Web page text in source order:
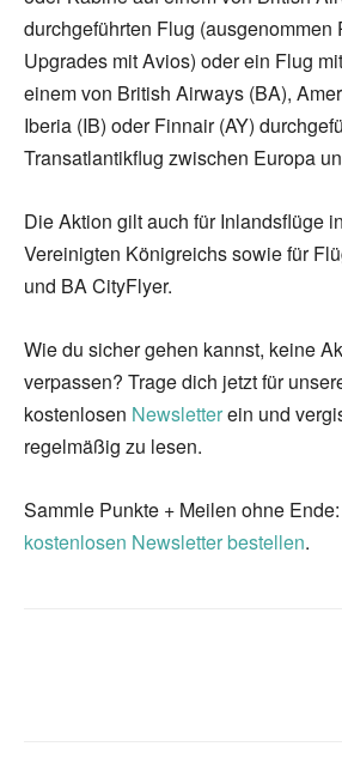
durchgeführten Flug (ausgenommen
Upgrades mit Avios) oder ein Flug
einem von British Airways (BA),
Iberia (IB) oder Finnair (AY)
Transatlantikflug zwischen Europa
Die Aktion gilt auch für Inlandsflüge
Vereinigten Königreichs sowie für
und BA CityFlyer.
Wie du sicher gehen kannst, keine
verpassen? Trage dich jetzt für
kostenlosen Newsletterein und
regelmäßig zu lesen.
Sammle Punkte + Meilen ohne Ende:
kostenlosen Newsletter bestellen.